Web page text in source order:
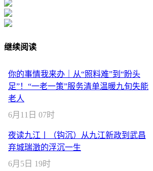
继续阅读
你的事情我来办｜从“照料难”到“盼头
足”！“一老一策”服务清单温暖九旬失能
老人
6月11日 07时
夜读九江丨（钩沉）从九江新政到武昌
弃城瑞澂的浮沉一生
6月5日 19时